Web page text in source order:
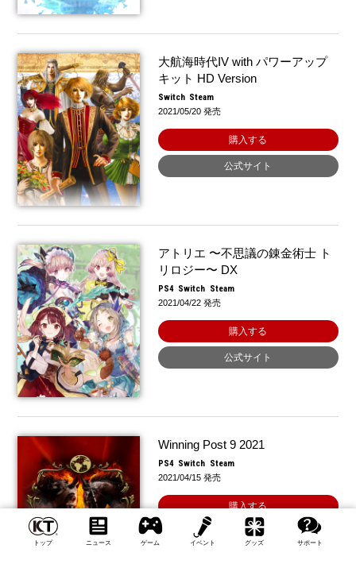
トップ ニュース ゲーム イベント グッズ サポート
大航海時代IV with パワーアップ
キット HD Version
Switch Steam
2021/05/20 発売
購入する
公式サイト
アトリエ 〜不思議の錬金術士 ト
リロジー〜 DX
PS4 Switch Steam
2021/04/22 発売
購入する
公式サイト
Winning Post 9 2021
PS4 Switch Steam
2021/04/15 発売
購入する
公式サイト